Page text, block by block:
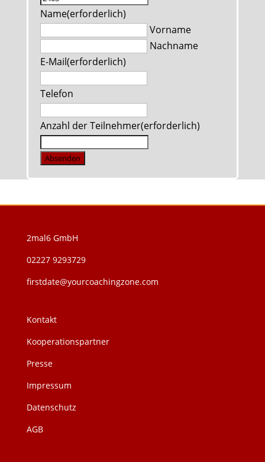
Name(erforderlich)
Vorname
Nachname
E-Mail(erforderlich)
Telefon
Anzahl der Teilnehmer(erforderlich)
Absenden
2mal6 GmbH
02227 9293729
firstdate@yourcoachingzone.com
Kontakt
Kooperationspartner
Presse
Impressum
Datenschutz
AGB